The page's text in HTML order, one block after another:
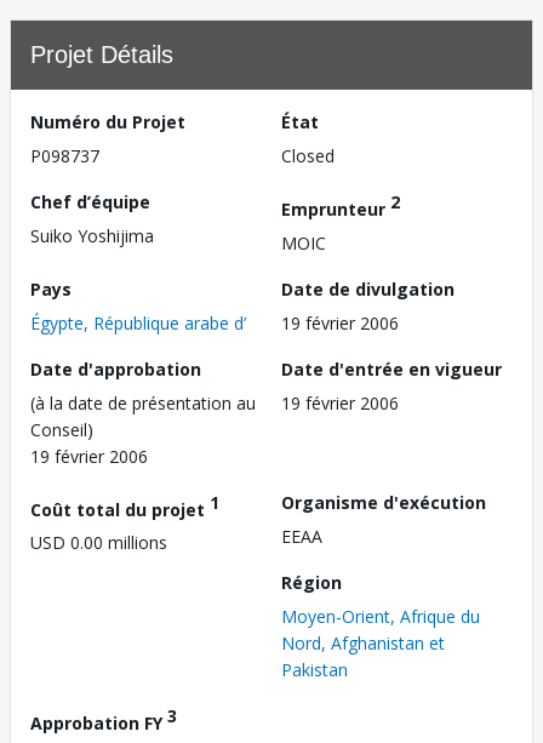
Projet Détails
Numéro du Projet
P098737
État
Closed
Chef d’équipe
Suiko Yoshijima
Emprunteur 2
MOIC
Pays
Égypte, République arabe d’
Date de divulgation
19 février 2006
Date d'approbation
(à la date de présentation au
Conseil)
19 février 2006
Date d'entrée en vigueur
19 février 2006
Coût total du projet 1
USD 0.00 millions
Organisme d'exécution
EEAA
Région
Moyen-Orient, Afrique du
Nord, Afghanistan et
Pakistan
Approbation FY3